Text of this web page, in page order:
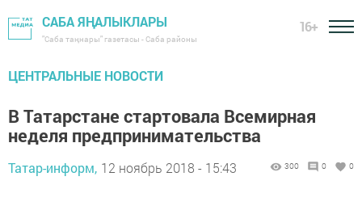
САБА ЯҢАЛЫКЛАРЫ
"Саба таңнары" газетасы - Саба районы
16+
ЦЕНТРАЛЬНЫЕ НОВОСТИ
В Татарстане стартовала Всемирная
неделя предпринимательства
Татар-информ, 12 ноябрь 2018 - 15:43 300 0 0